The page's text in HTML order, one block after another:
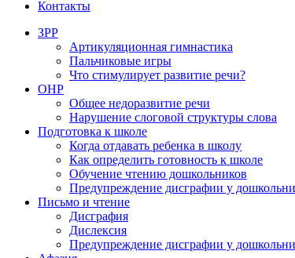
Контакты
ЗРР
Артикуляционная гимнастика
Пальчиковые игры
Что стимулирует развитие речи?
ОНР
Общее недоразвитие речи
Нарушение слоговой структуры слова
Подготовка к школе
Когда отдавать ребенка в школу
Как определить готовность к школе
Обучение чтению дошкольников
Предупреждение дисграфии у
Письмо и чтение
Дисграфия
Дислексия
Предупреждение дисграфии у